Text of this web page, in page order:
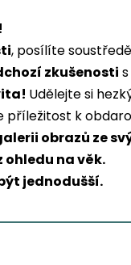
, posílíte
zkušenosti
Udělejte si
příležitost k
obrazů ze
ohledu na věk.
jednodušší.